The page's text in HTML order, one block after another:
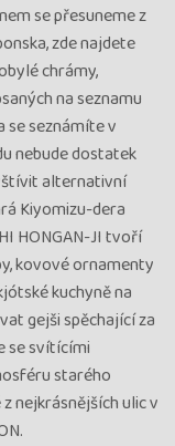
štvrtok - pondelok
26JAP01154
3 702 €
cena za 12 dní
streda - nedeľa
27JAP01160
3 830 €
cena za 12 dní
se přesuneme z
zde najdete
chrámy,
na seznamu
se seznámíte v
nebude dostatek
alternativní
Kiyomizu-dera
HONGAN-JI tvoří
kovové ornamenty
kuchyně na
gejši spěchající za
se svítícími
starého
nejkrásnějších ulic v